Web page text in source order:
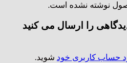
نوشته نشده است.
را ارسال می کنید
حساب کاربری خود شوید.